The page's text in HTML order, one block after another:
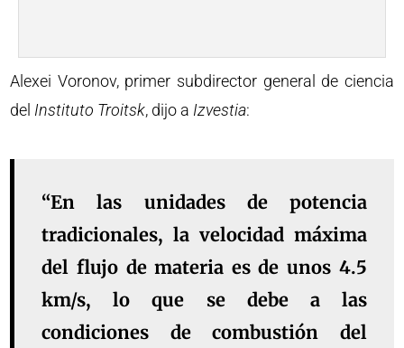
Alexei Voronov, primer subdirector general de ciencia
del Instituto Troitsk, dijo a Izvestia:
“En las unidades de potencia
tradicionales, la velocidad máxima
del flujo de materia es de unos 4.5
km/s, lo que se debe a las
condiciones de combustión del